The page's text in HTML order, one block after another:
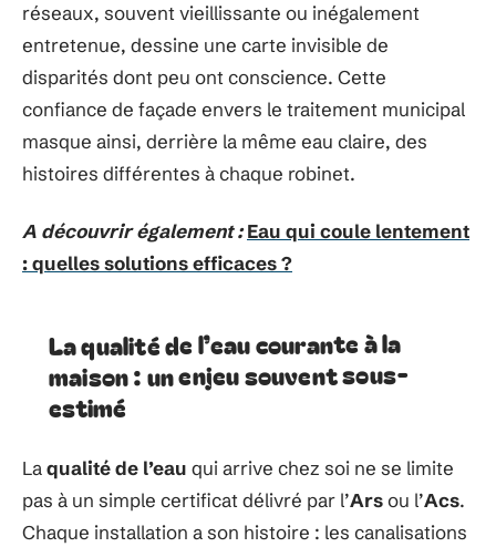
réseaux, souvent vieillissante ou inégalement
entretenue, dessine une carte invisible de
disparités dont peu ont conscience. Cette
confiance de façade envers le traitement municipal
masque ainsi, derrière la même eau claire, des
histoires différentes à chaque robinet.
A découvrir également : Eau qui coule lentement
: quelles solutions efficaces ?
La qualité de l’eau courante à la
maison : un enjeu souvent sous-
estimé
Laqualité de l’eau qui arrive chez soi ne se limite
pas à un simple certificat délivré par l’Arsou l’Acs.
Chaque installation a son histoire : les canalisations